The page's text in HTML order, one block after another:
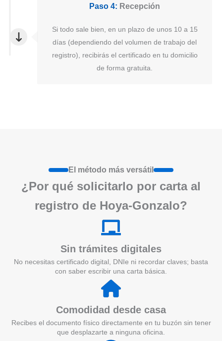
Paso 4: Recepción
Si todo sale bien, en un plazo de unos 10 a 15
días (dependiendo del volumen de trabajo del
registro), recibirás el certificado en tu domicilio
de forma gratuita.
El método más versátil
¿Por qué solicitarlo por carta al
registro de Hoya-Gonzalo?
Sin trámites digitales
No necesitas certificado digital, DNIe ni recordar claves; basta
con saber escribir una carta básica.
Comodidad desde casa
Recibes el documento físico directamente en tu buzón sin tener
que desplazarte a ninguna oficina.